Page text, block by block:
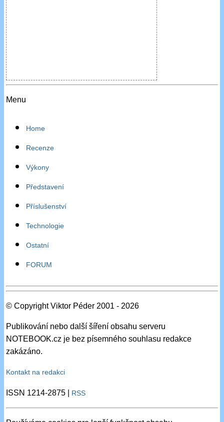
Menu
Home
Recenze
Výkony
Představení
Příslušenství
Technologie
Ostatní
FORUM
© Copyright Viktor Péder 2001 - 2026
Publikování nebo další šíření obsahu serveru
NOTEBOOK.cz je bez písemného souhlasu redakce
zakázáno.
Kontakt na redakci
ISSN 1214-2875 | RSS